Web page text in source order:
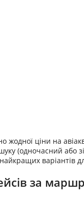
жодної ціни на
(одночасний або
варіантів
за